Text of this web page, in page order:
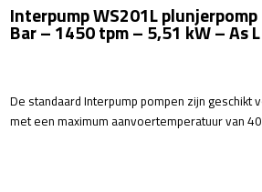
Kw
-
aantal
Interpump WS201L
Bar – 1450 tpm – 5,51 kW – As
De standaard Interpump pompen zijn geschikt
met een maximum aanvoertemperatuur van